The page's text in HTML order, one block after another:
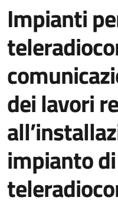
Impianti
dei lavori
impianto di